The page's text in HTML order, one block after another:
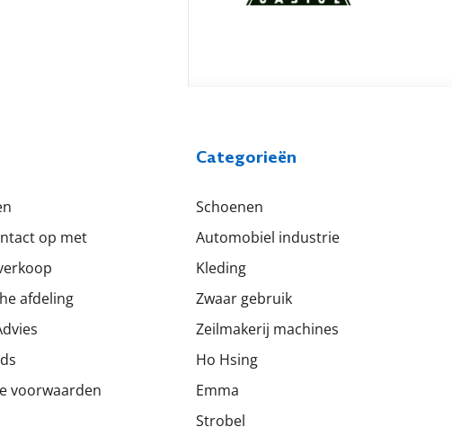
op met
afdeling
voorwaarden
Categorieën
Schoenen
Automobiel industrie
Kleding
Zwaar gebruik
Zeilmakerij machines
Ho Hsing
Emma
Strobel